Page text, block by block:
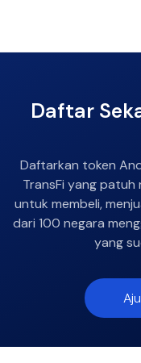
Daftar
Daftarkan token
TransFi yang patuh
untuk membeli,
dari 100 negara
yang